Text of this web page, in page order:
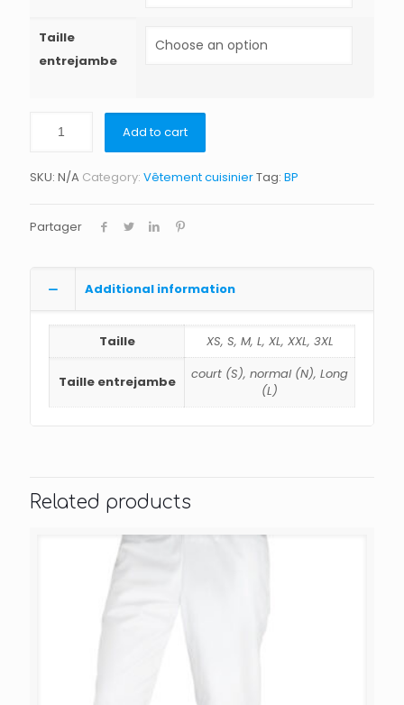
Taille
entrejambe
Add to cart
SKU: N/A Category: Vêtement cuisinierTag: BP
Partager
Additional information
Taille XS, S, M, L, XL, XXL, 3XL
Taille entrejambe
court (S), normal (N), Long
(L)
Related products